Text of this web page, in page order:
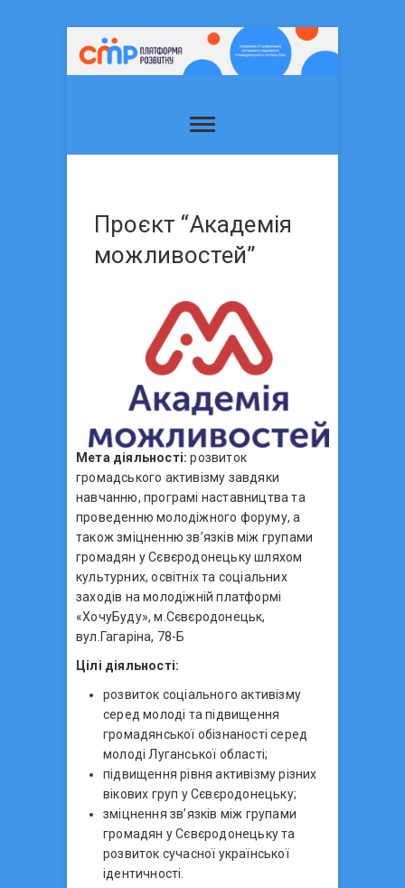
Проєкт “Академія
можливостей”
Мета діяльності: розвиток
громадського активізму завдяки
навчанню, програмі наставництва та
проведенню молодіжного форуму, а
також зміцненню зв’язків між групами
громадян у Сєвєродонецьку шляхом
культурних, освітніх та соціальних
заходів на молодіжній платформі
«ХочуБуду», м.Сєвєродонецьк,
вул.Гагаріна, 78-Б
Цілі діяльності:
розвиток соціального активізму
серед молоді та підвищення
громадянської обізнаності серед
молоді Луганської області;
підвищення рівня активізму різних
вікових груп у Сєвєродонецьку;
зміцнення зв’язків між групами
громадян у Сєвєродонецьку та
розвиток сучасної української
ідентичності.